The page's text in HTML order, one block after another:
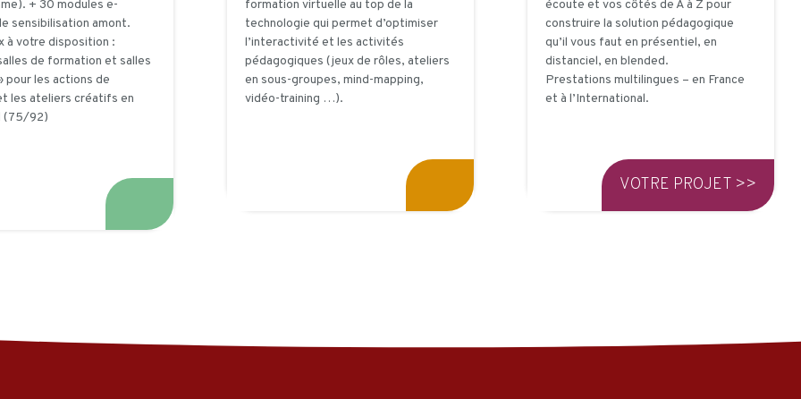
+ 30 modules e-
sensibilisation amont.
à votre disposition :
de formation et salles
pour les actions de
les ateliers créatifs en
(75/92)
formation virtuelle au top de la
technologie qui permet d’optimiser
l’interactivité et les activités
pédagogiques (jeux de rôles, ateliers
en sous-groupes, mind-mapping,
vidéo-training …).
écoute et vos côtés de A à Z pour
construire la solution pédagogique
qu’il vous faut en présentiel, en
distanciel, en blended.
Prestations multilingues – en France
et à l’International.
VOTRE PROJET >>